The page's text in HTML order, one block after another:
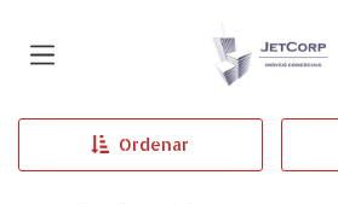
Página
Ordenar